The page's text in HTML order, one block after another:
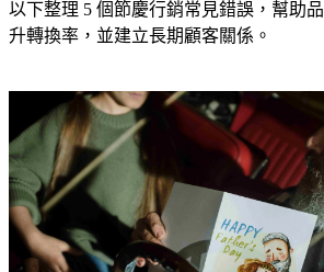
以下整理 5 個節慶行銷常見錯誤，幫助
升轉換率，並建立長期顧客關係。